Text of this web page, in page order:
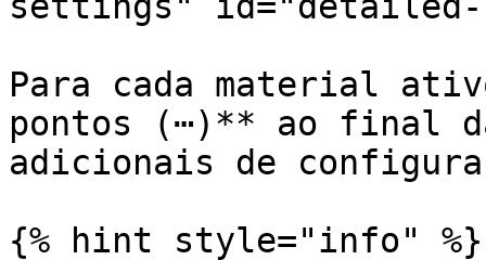
Para cada material
pontos (⋯)** ao final
adicionais de
{% hint style="info" %}